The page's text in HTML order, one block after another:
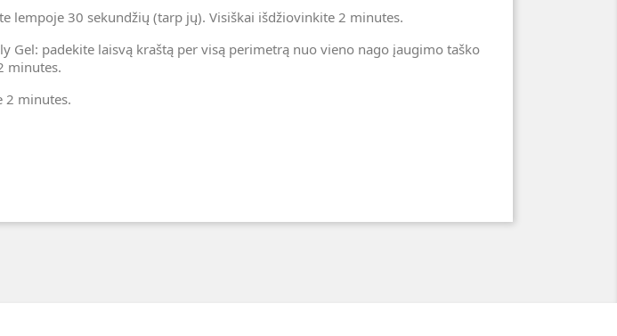
lempoje 30 sekundžių (tarp jų). Visiškai išdžiovinkite 2 minutes.
Gel: padekite laisvą kraštą per visą perimetrą nuo vieno nago įaugimo taško
minutes.
2 minutes.